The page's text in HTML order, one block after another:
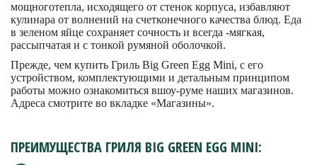
мощноготепла, исходящего от стенок корпуса, избавляют
кулинара от волнений на счетконечного качества блюд. Еда
в зеленом яйце сохраняет сочность и всегда -мягкая,
рассыпчатая и с тонкой румяной оболочкой.
Прежде, чем купить Гриль Big Green Egg Mini, с его
устройством, комплектующими и детальным принципом
работы можно ознакомиться вшоу-руме наших магазинов.
Адреса смотрите во вкладке «Магазины».
ПРЕИМУЩЕСТВА ГРИЛЯ BIG GREEN EGG MINI: